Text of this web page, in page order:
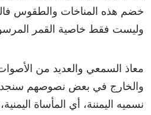
خضم هذه المناخات والطقوس
وليست فقط خاصية القمر
ﻣﻌﺎﺫ ﺍﻟﺴﻤﻌﻲ والعديد من
والخارج في بعض نصوصهم سنجد
نسميه اليمننة، أي المأساة اليمنية،